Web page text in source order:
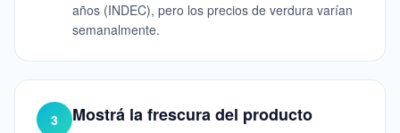
años (INDEC), pero los precios de verdura varían
semanalmente.
3 Mostrá la frescura del producto